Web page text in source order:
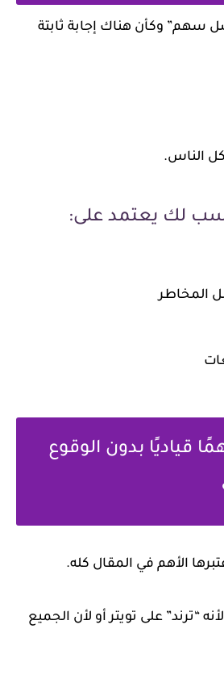
سهم” وكأن هناك إجابة ثابتة
الناس.
لك يعتمد على:
المخاطر
قياديًا بدون الوقوع
الأهم في المقال كله.
“ترند” على تويتر أو لأن الجميع